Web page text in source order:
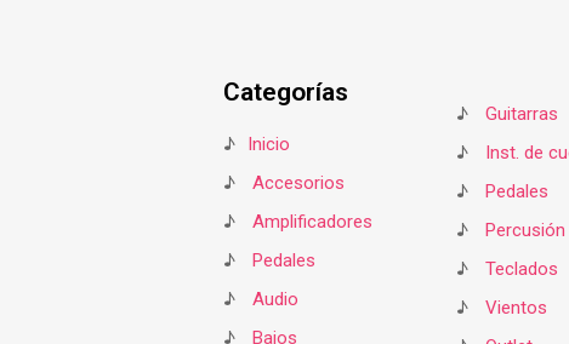
Categorías
♪
Inicio
♪
Accesorios
♪
Amplificadores
♪
Pedales
♪
Audio
♪
Bajos
♪
Guitarras
♪
Inst. de
♪
Pedales
♪
Percusión
♪
Teclados
♪
Vientos